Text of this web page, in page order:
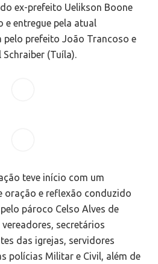
ex-prefeito Uelikson Boone
e entregue pela atual
prefeito João Trancoso e
(Tuíla).
teve início com um
oração e reflexão conduzido
pároco Celso Alves de
secretários
das igrejas, servidores
polícias Militar e Civil, além de